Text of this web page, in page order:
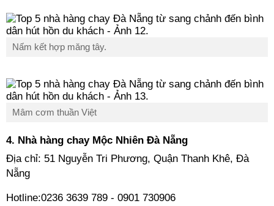
Nấm kết hợp măng tây.
Mâm cơm thuần Việt
4. Nhà hàng chay Mộc Nhiên Đà Nẵng
Địa chỉ: 51 Nguyễn Tri Phương, Quận Thanh Khê, Đà
Nẵng
Hotline:0236 3639 789 - 0901 730906